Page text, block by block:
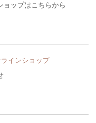
ョップはこちらから
インショップ